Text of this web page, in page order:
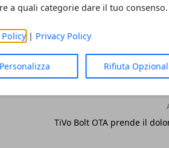
a quali categorie dare il tuo consenso.
| Privacy Policy
Personalizza Rifiuta
TiVo Bolt OTA prende il